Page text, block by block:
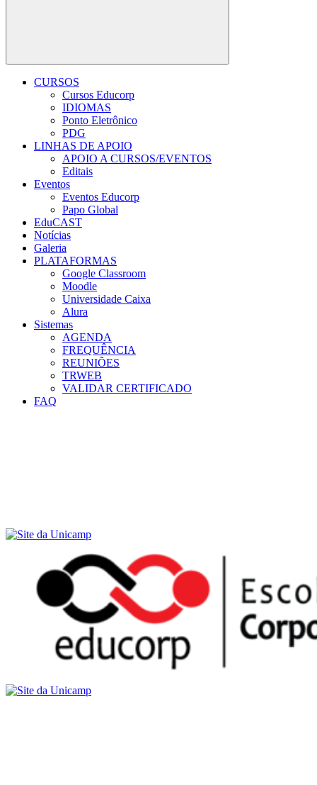
Buscar
CURSOS
Cursos Educorp
IDIOMAS
Ponto Eletrônico
PDG
LINHAS DE APOIO
APOIO A CURSOS/EVENTOS
Editais
Eventos
Eventos Educorp
Papo Global
EduCAST
Notícias
Galeria
PLATAFORMAS
Google Classroom
Moodle
Universidade Caixa
Alura
Sistemas
AGENDA
FREQUÊNCIA
REUNIÕES
TRWEB
VALIDAR CERTIFICADO
FAQ